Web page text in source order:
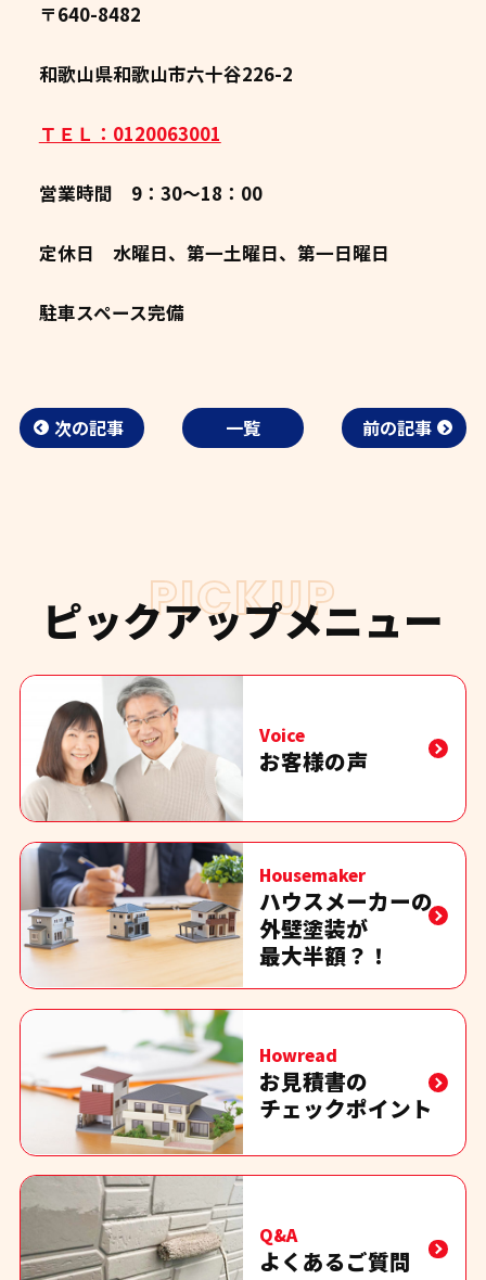
〒640-8482
和歌山県和歌山市六十谷226-2
ＴＥＬ：0120063001
営業時間 9：30～18：00
定休日 水曜日、第一土曜日、第一日曜日
駐車スペース完備
次の記事 一覧 前の記事
PICKUP
ピックアップメニュー
Voice
お客様の声
Housemaker
ハウスメーカーの
外壁塗装が
最大半額？！
Howread
お見積書の
チェックポイント
Q&A
よくあるご質問